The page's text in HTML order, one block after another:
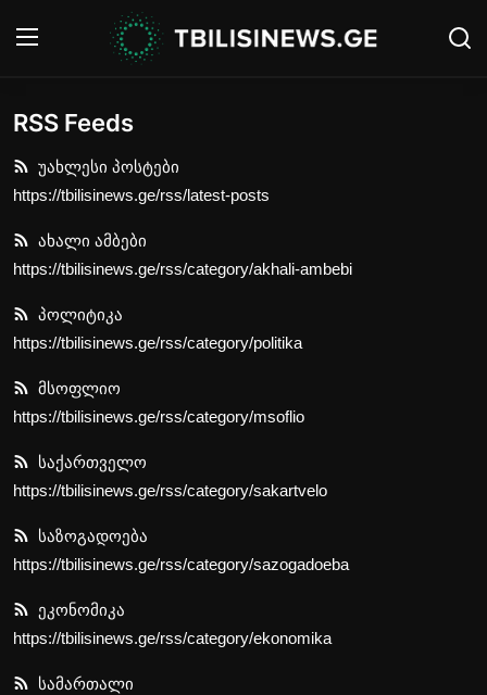
შესვლა
მთავარი
ახალი ამბები
Contact
გალერეა
მსოფლიო
საქართველო
ეკონომიკა
სამართალი
RSS Feeds
უახლესი პოსტები
https://tbilisinews.ge/rss/latest-posts
ახალი ამბები
https://tbilisinews.ge/rss/category/akhali-ambebi
პოლიტიკა
https://tbilisinews.ge/rss/category/politika
მსოფლიო
https://tbilisinews.ge/rss/category/msoflio
საქართველო
https://tbilisinews.ge/rss/category/sakartvelo
საზოგადოება
https://tbilisinews.ge/rss/category/sazogadoeba
ეკონომიკა
https://tbilisinews.ge/rss/category/ekonomika
სამართალი